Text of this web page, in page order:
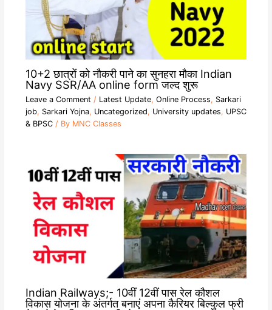
10+2 छात्रों को नौकरी पाने का सुनहरा मौका Indian
Navy SSR/AA online form जल्द शुरू
Leave a Comment / Latest Update, Online Process, Sarkari
job, Sarkari Yojna, Uncategorized, University updates, UPSC
& BPSC/ By MNC Classes
Indian Railways;- 10वीं 12वीं पास रेल कौशल
विकास योजना के अंतर्गत बनाएं अपना कैरियर बिल्कुल फ्री